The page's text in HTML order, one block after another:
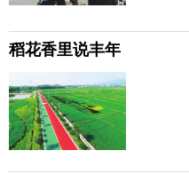
稻花香里说丰年